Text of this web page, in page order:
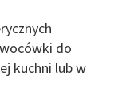
do
kuchni lub w